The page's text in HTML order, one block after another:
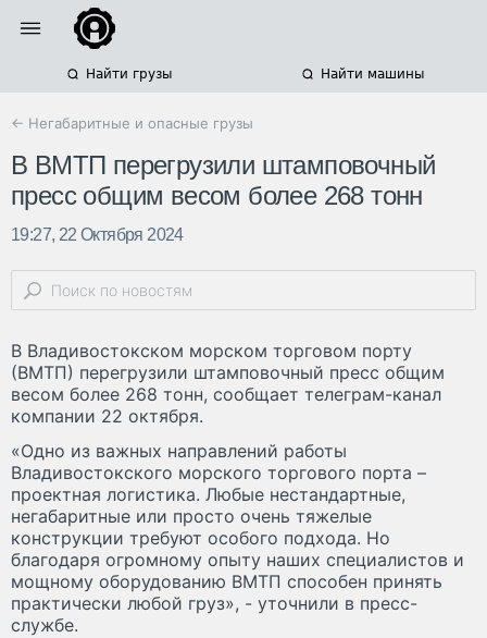
Найти грузы Найти машины
← Негабаритные и опасные грузы
В ВМТП перегрузили штамповочный
пресс общим весом более 268 тонн
19:27, 22 Октября 2024
В Владивостокском морском торговом порту
(ВМТП) перегрузили штамповочный пресс общим
весом более 268 тонн, сообщает телеграм-канал
компании 22 октября.
«Одно из важных направлений работы
Владивостокского морского торгового порта –
проектная логистика. Любые нестандартные,
негабаритные или просто очень тяжелые
конструкции требуют особого подхода. Но
благодаря огромному опыту наших специалистов и
мощному оборудованию ВМТП способен принять
практически любой груз», - уточнили в пресс-
службе.